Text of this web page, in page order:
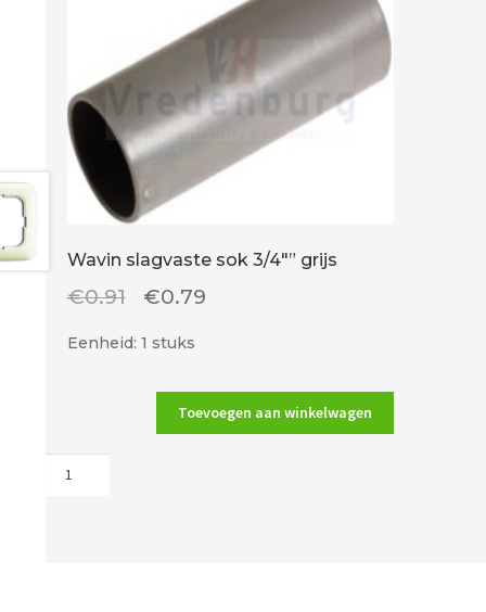
Wavin slagvaste sok 3/4″” grijs
€0.91
Oorspronkelijke
€0.91.
€0.79
€0.79.
Eenheid: 1 stuks
Toevoegen aan winkelwagen